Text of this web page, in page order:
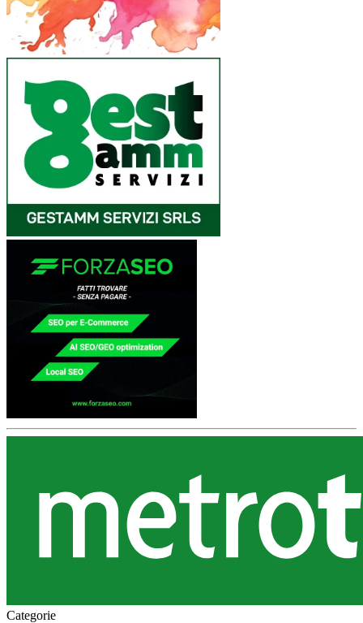
Categorie